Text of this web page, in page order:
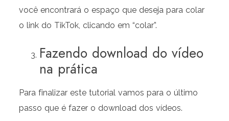
você encontrará o espaço que deseja para colar
o link do TikTok, clicando em “colar”.
Fazendo download do vídeo
na prática
Para finalizar este tutorial vamos para o último
passo que é fazer o download dos vídeos.